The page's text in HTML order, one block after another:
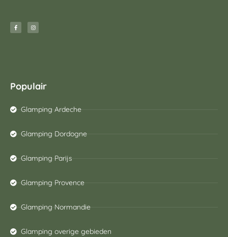
Populair
Glamping Ardeche
Glamping Dordogne
Glamping Parijs
Glamping Provence
Glamping Normandie
Glamping overige gebieden